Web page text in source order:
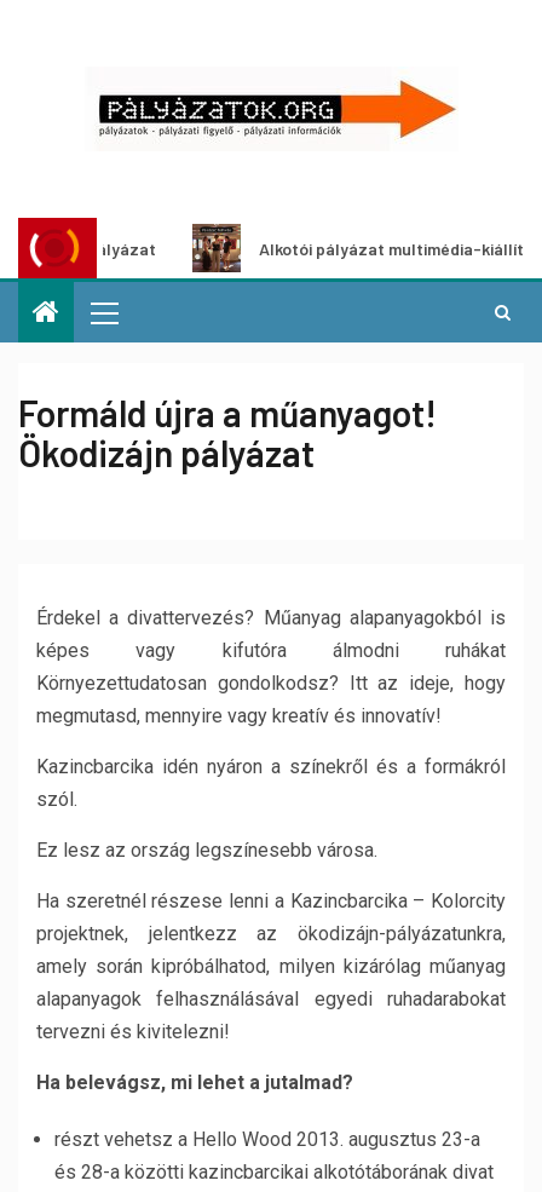
Alkotói pályázat multimédia-kiállításhoz
Formáld újra a műanyagot!
Ökodizájn pályázat
Érdekel a divattervezés? Műanyag alapanyagokból is
képes vagy kifutóra álmodni ruhákat
Környezettudatosan gondolkodsz? Itt az ideje, hogy
megmutasd, mennyire vagy kreatív és innovatív!
Kazincbarcika idén nyáron a színekről és a formákról
szól.
Ez lesz az ország legszínesebb városa.
Ha szeretnél részese lenni a Kazincbarcika – Kolorcity
projektnek, jelentkezz az ökodizájn-pályázatunkra,
amely során kipróbálhatod, milyen kizárólag műanyag
alapanyagok felhasználásával egyedi ruhadarabokat
tervezni és kivitelezni!
Ha belevágsz, mi lehet a jutalmad?
részt vehetsz a Hello Wood 2013. augusztus 23-a
és 28-a közötti kazincbarcikai alkotótáborának divat